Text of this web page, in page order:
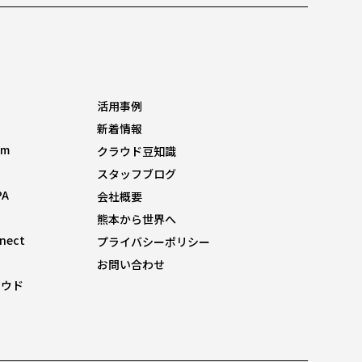
ド
活用事例
新着情報
クラウド豆知識
スタッフブログ
会社概要
熊本から世界へ
プライバシーポリシー
お問い合わせ